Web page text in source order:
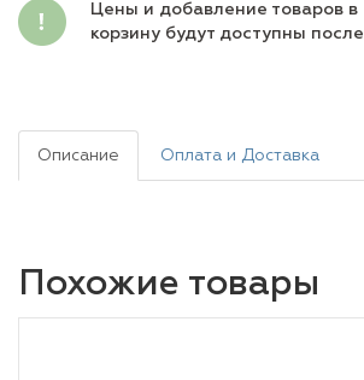
Цены и добавление товаров в
корзину будут доступны после
Описание Оплата и Доставка
Похожие товары